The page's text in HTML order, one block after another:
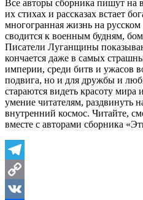
Все авторы сборника пишут на
их стихах и рассказах встает
многогранная жизнь на русском
сводится к военным будням,
Писатели Луганщины
кончается даже в самых
империи, среди битв и ужасов
подвига, но и для дружбы и
стараются видеть красоту мира
умение читателям, раздвинуть
внутренний космос. Читайте,
вместе с авторами сборника
Telegram
Copy